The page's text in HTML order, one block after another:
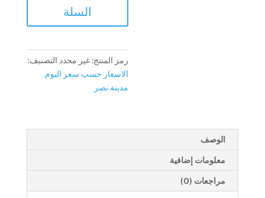
السلة
رمز المنتج:غير محددالتصنيف:
الاسعار حسب سعر اليوم
مدينة نصر
الوصف
معلومات إضافية
مراجعات (0)